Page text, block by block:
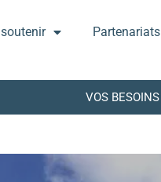
Partenariats
VOS BESOINS